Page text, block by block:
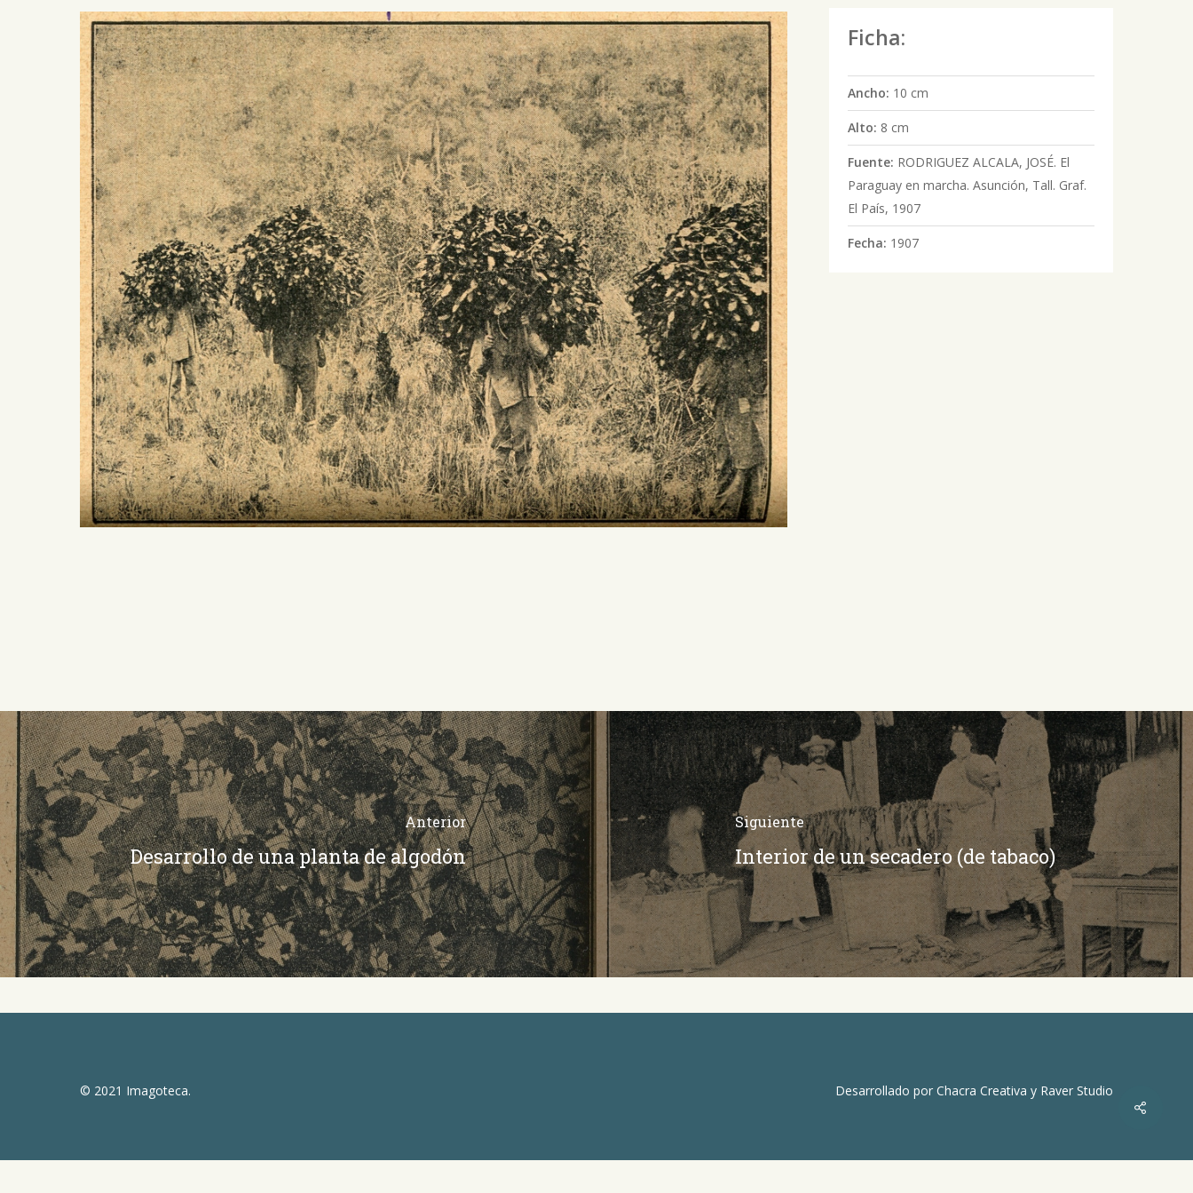
Ficha:
Ancho: 10 cm
Alto: 8 cm
Fuente: RODRIGUEZ ALCALA, JOSÉ. El
Paraguay en marcha. Asunción, Tall. Graf.
El País, 1907
Fecha: 1907
Anterior
Desarrollo de una planta de algodón
Siguiente
Interior de un secadero (de tabaco)
© 2021 Imagoteca. Desarrollado por Chacra Creativa y Raver Studio